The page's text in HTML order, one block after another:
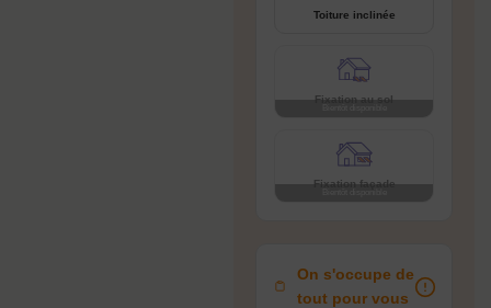
Toiture inclinée
Fixation au sol
Fixation façade
On s'occupe de
tout pour vous